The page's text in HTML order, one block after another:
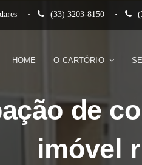
(33) 3203-8150
HOME O CARTÓRIO
de
imóvel